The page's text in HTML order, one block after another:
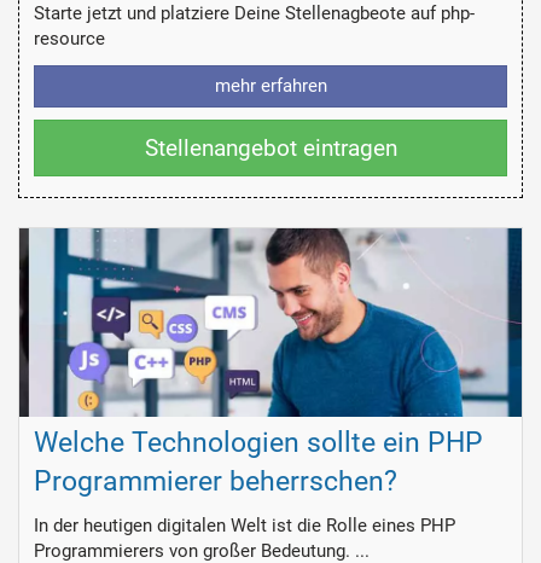
Starte jetzt und platziere Deine Stellenagbeote auf php-
resource
mehr erfahren
Stellenangebot eintragen
Welche Technologien sollte ein PHP
Programmierer beherrschen?
In der heutigen digitalen Welt ist die Rolle eines PHP
Programmierers von großer Bedeutung. ...